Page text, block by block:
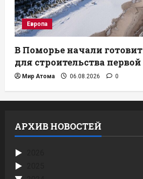
Европа
В Поморье начали
для строительства
Мир Атома 06.08.2026 0
АРХИВ НОВОСТЕЙ